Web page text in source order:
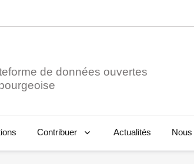
de données ouvertes
Contribuer Actualités